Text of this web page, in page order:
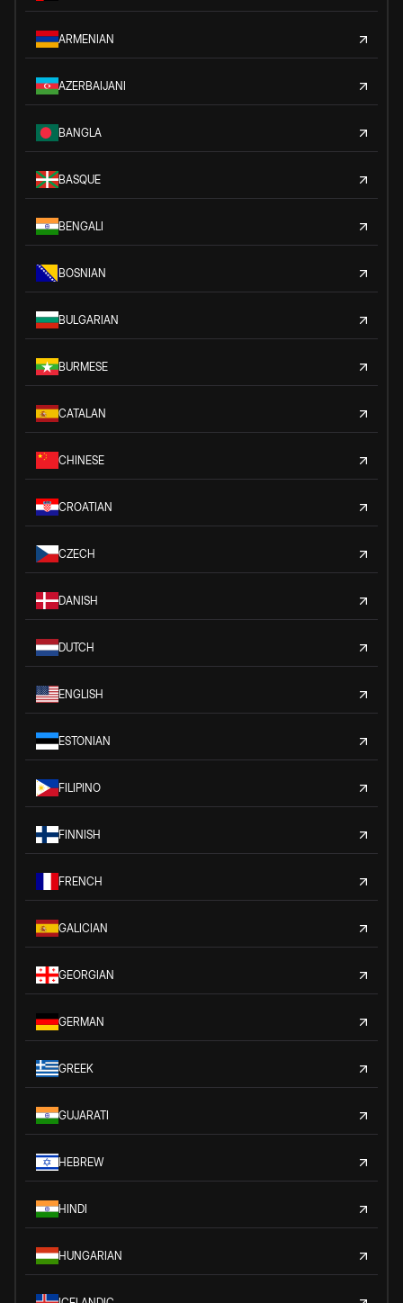
ARMENIAN
AZERBAIJANI
BANGLA
BASQUE
BENGALI
BOSNIAN
BULGARIAN
BURMESE
CATALAN
CHINESE
CROATIAN
CZECH
DANISH
DUTCH
ENGLISH
ESTONIAN
FILIPINO
FINNISH
FRENCH
GALICIAN
GEORGIAN
GERMAN
GREEK
GUJARATI
HEBREW
HINDI
HUNGARIAN